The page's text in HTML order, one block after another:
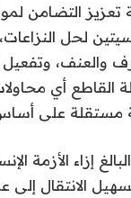
التضامن
لحل
والعنف،
أي
مستقلة على
إزاء
الانتقال